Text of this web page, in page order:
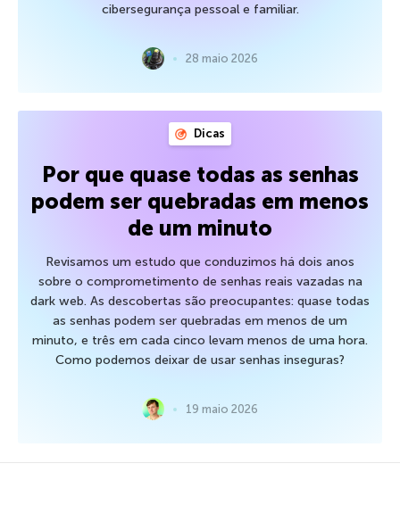
cibersegurança pessoal e familiar.
28 maio 2026
Dicas
Por que quase todas as senhas
podem ser quebradas em menos
de um minuto
Revisamos um estudo que conduzimos há dois anos
sobre o comprometimento de senhas reais vazadas na
dark web. As descobertas são preocupantes: quase todas
as senhas podem ser quebradas em menos de um
minuto, e três em cada cinco levam menos de uma hora.
Como podemos deixar de usar senhas inseguras?
19 maio 2026